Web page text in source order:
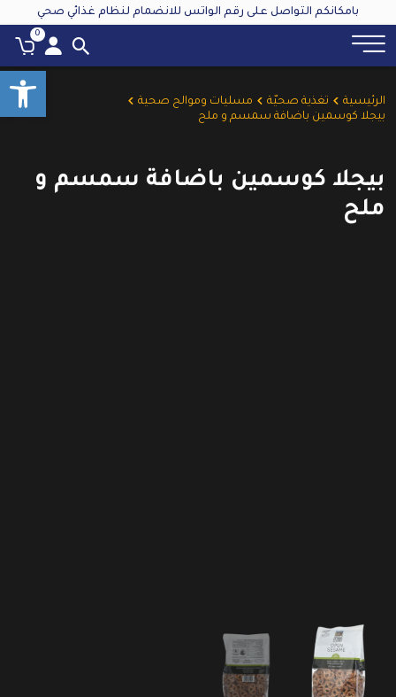
بامكانكم التواصل على رقم الواتس للانضمام لنظام غذائي صحي
0
الرئيسية تغذية صحيّة
مسليات وموالح صحية
بيجلا كوسمين باضافة سمسم و ملح
بيجلا كوسمين باضافة سمسم و
ملح